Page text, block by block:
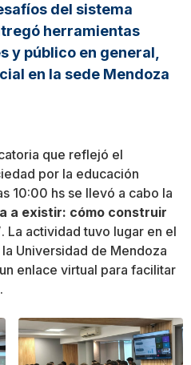
del sistema
herramientas
y público en general,
en la sede Mendoza
que reflejó el
por la educación
10:00 hs se llevó a cabo la
a existir: cómo construir
. La actividad tuvo lugar en el
Universidad de Mendoza
enlace virtual para facilitar